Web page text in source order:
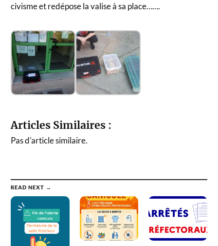
civisme et redépose la valise à sa place…….
Articles Similaires :
Pas d'article similaire.
READ NEXT →